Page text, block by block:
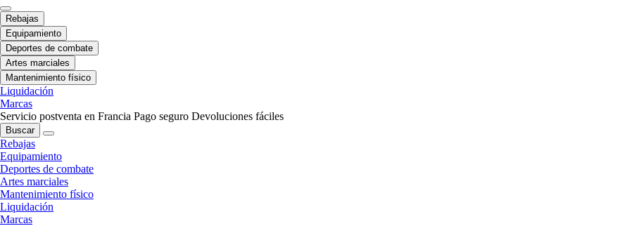
Rebajas
Equipamiento
Deportes de combate
Artes marciales
Mantenimiento físico
Liquidación
Marcas
Servicio postventa en Francia Pago seguro Devoluciones fáciles
Buscar
Rebajas
Equipamiento
Deportes de combate
Artes marciales
Mantenimiento físico
Liquidación
Marcas